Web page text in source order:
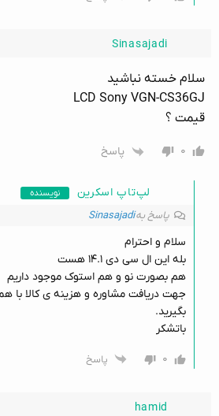
Sinasajadi
سلام خسته نباشید
LCD Sony VGN-CS36GJ
قیمت ؟
۰ پاسخ
لپ‌تاپ اسکرین نویسنده
پاسخ بهSinasajadi
سلام و احترام
بله این ال سی دی ۱۴.۱ هست
هم بصورت نو و هم استوک موجود داریم
جهت دریافت مشاوره و هزینه ی کالا
بگیرید.
باتشکر
۰
پاسخ
hamid